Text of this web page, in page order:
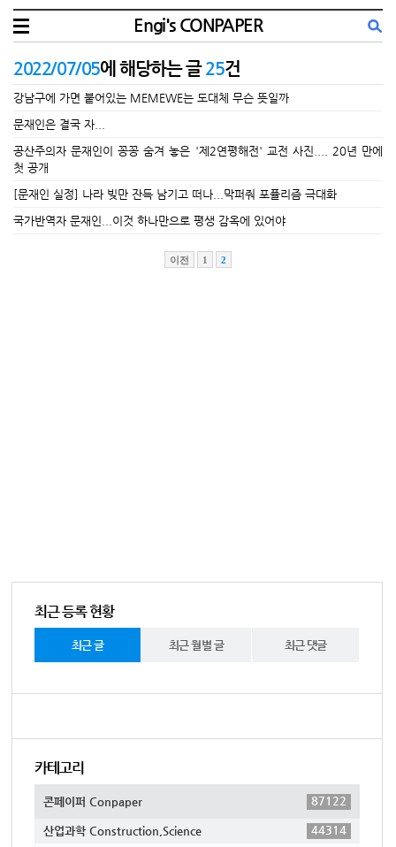
Engi's CONPAPER
2022/07/05에 해당하는 글25건
강남구에 가면 붙어있는 MEMEWE는 도대체 무슨 뜻일까
문재인은 결국 자...
공산주의자 문재인이 꽁꽁 숨겨 놓은 '제2연평해전' 교전 사진.... 20년 만에
첫 공개
[문재인 실정] 나라 빚만 잔득 남기고 떠나...막퍼줘 포퓰리즘 극대화
국가반역자 문재인...이것 하나만으로 평생 감옥에 있어야
이전 1 2
최근 등록 현황
최근 글 최근 월별 글 최근 댓글
카테고리
콘페이퍼 Conpaper 87122
산업과학 Construction,Science
44314